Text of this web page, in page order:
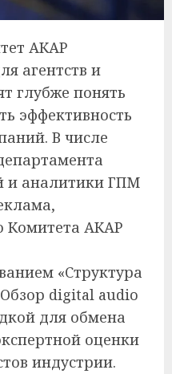
АКАР
агентств и
глубже понять
эффективность
В числе
и аналитики ГПМ
Комитета АКАР
«Структура
digital audio
для обмена
оценки
индустрии.